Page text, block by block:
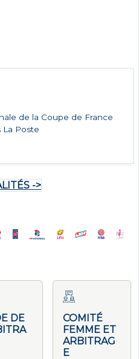
de la Coupe de France
La Poste
->
DE
COMITÉ
FEMME ET
ARBITRAG
E